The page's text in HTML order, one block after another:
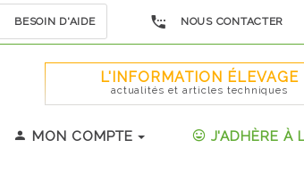
BESOIN D'AIDE
NOUS CONTACTER
L'INFORMATION ÉLEVAGE
actualités et articles techniques
MON COMPTE J'ADHÈRE À